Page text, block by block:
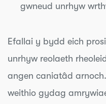
gwneud unrhyw
Efallai y bydd eich
unrhyw reolaeth
angen caniatâd
weithio gydag